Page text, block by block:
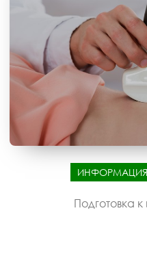
Подготовка